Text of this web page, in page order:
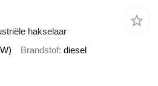
hakselaar
Brandstof diesel